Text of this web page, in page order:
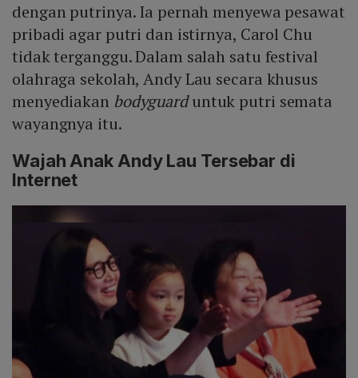
dengan putrinya. Ia pernah menyewa pesawat
pribadi agar putri dan istirnya, Carol Chu
tidak terganggu. Dalam salah satu festival
olahraga sekolah, Andy Lau secara khusus
menyediakan bodyguarduntuk putri semata
wayangnya itu.
Wajah Anak Andy Lau Tersebar di
Internet